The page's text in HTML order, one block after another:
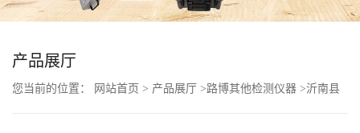
首
页
公
产品展厅
您当前的位置： 网站首页 > 产品展厅 >路博其他检测仪器 >沂南县